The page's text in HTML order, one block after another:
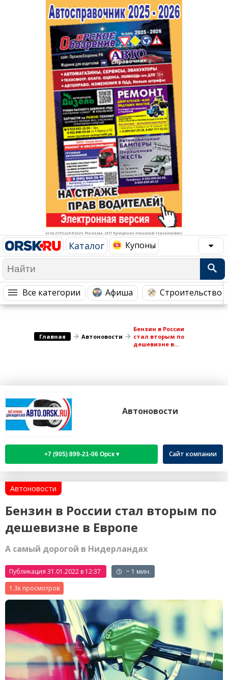
erid:2VfnxxhKSem Реклама. ИП Кучеренко Николай Николаевич
Каталог Купоны
Все категории Афиша Строительство
Строительство и ремонт
Авто и мото
Рестораны, кафе, бары
Развлечения и отдых
Спорт Фитнес
Недвижимость
Красота Косметология
Медицина Здоровье
Путешествия, Туризм
Гостиницы
Образование
Бытовые услуги
Телекоммуникации и связь
Торговля
Бизнес и финансы
Юристы, Экспертиза, Страхование
Ремонт
Социальные организации
Это интересно
Администрация
Промышленность
Сельское хозяйство
Ветеринария, Зоотовары
Курьерская служба, Службы до...
Купоны
Популярное →
Строительство и ремонт
Главная Автоновости
Бензин в России
стал вторым по
дешевизне в
Автоновости
Сайт компании
Автоновости
Бензин в России стал вторым по
дешевизне в Европе
А самый дорогой в Нидерландах
Публикация 31.01.2022 в 12:37
~ 1 мин.
1.3к